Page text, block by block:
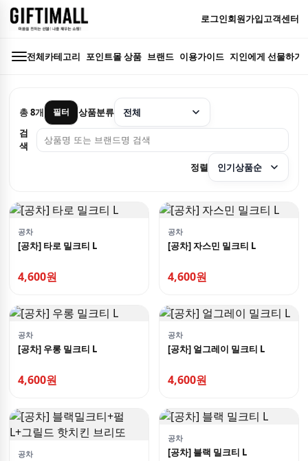
로그인회원가입고객센터
전체카테고리 포인트몰 상품 브랜드 이용가이드 지인에게 선물하기
총8개 필터
상품분류
검
색
정렬
공차
[공차] 타로 밀크티 L
4,600원
공차
[공차] 자스민 밀크티 L
4,600원
공차
[공차] 우롱 밀크티 L
4,600원
공차
[공차] 얼그레이 밀크티 L
4,600원
공차
공차
[공차] 블랙 밀크티 L